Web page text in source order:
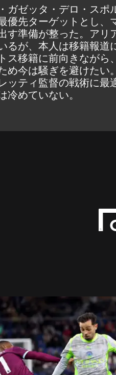
ガゼッタ・デロ・スポ
優先ターゲットとし、
す準備が整った。アリ
るが、本人は移籍報
ス移籍に前向きなが
め今は騒ぎを避けたい
ッティ監督の戦術に最
冷めていない。